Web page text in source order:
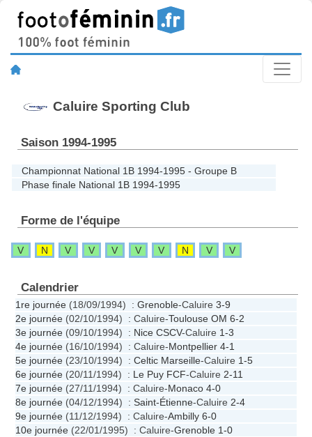
Caluire Sporting Club
Saison 1994-1995
Championnat National 1B 1994-1995 - Groupe B
Phase finale National 1B 1994-1995
Forme de l'équipe
V N V V V V V N V V
Calendrier
1re journée (18/09/1994) : Grenoble-Caluire 3-9
2e journée (02/10/1994) : Caluire-Toulouse OM 6-2
3e journée (09/10/1994) : Nice CSCV-Caluire 1-3
4e journée (16/10/1994) : Caluire-Montpellier 4-1
5e journée (23/10/1994) : Celtic Marseille-Caluire 1-5
6e journée (20/11/1994) : Le Puy FCF-Caluire 2-11
7e journée (27/11/1994) : Caluire-Monaco 4-0
8e journée (04/12/1994) : Saint-Étienne-Caluire 2-4
9e journée (11/12/1994) : Caluire-Ambilly 6-0
10e journée (22/01/1995) : Caluire-Grenoble 1-0